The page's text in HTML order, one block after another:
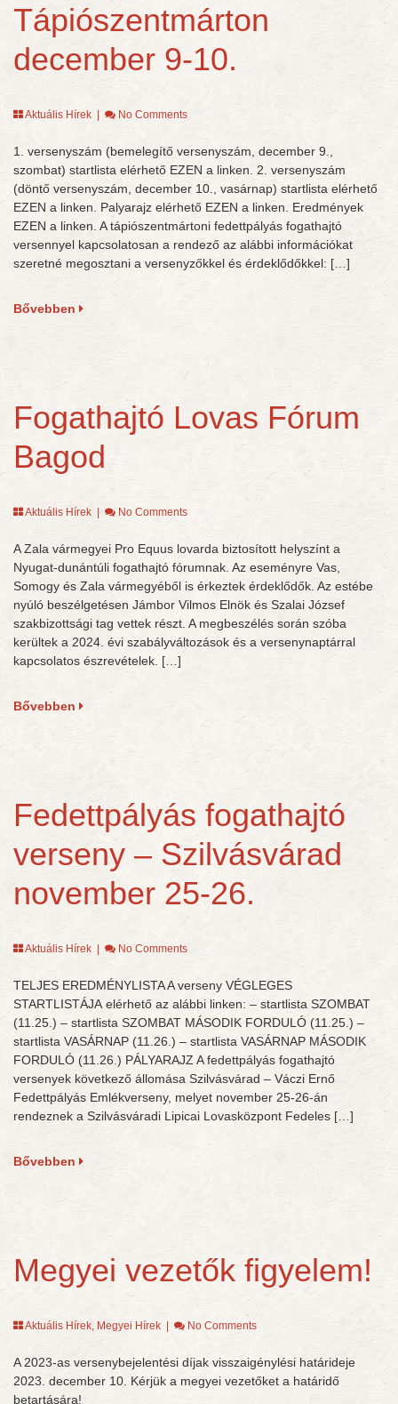
Tápiószentmárton
december 9-10.
Aktuális Hírek No Comments
1. versenyszám (bemelegítő versenyszám, december 9.,
szombat) startlista elérhető EZEN a linken. 2. versenyszám
(döntő versenyszám, december 10., vasárnap) startlista elérhető
EZEN a linken. Palyarajz elérhető EZEN a linken. Eredmények
EZEN a linken. A tápiószentmártoni fedettpályás fogathajtó
versennyel kapcsolatosan a rendező az alábbi információkat
szeretné megosztani a versenyzőkkel és érdeklődőkkel: […]
Bővebben
Fogathajtó Lovas Fórum
Bagod
Aktuális Hírek No Comments
A Zala vármegyei Pro Equus lovarda biztosított helyszínt a
Nyugat-dunántúli fogathajtó fórumnak. Az eseményre Vas,
Somogy és Zala vármegyéből is érkeztek érdeklődők. Az estébe
nyúló beszélgetésen Jámbor Vilmos Elnök és Szalai József
szakbizottsági tag vettek részt. A megbeszélés során szóba
kerültek a 2024. évi szabályváltozások és a versenynaptárral
kapcsolatos észrevételek. […]
Bővebben
Fedettpályás fogathajtó
verseny – Szilvásvárad
november 25-26.
Aktuális Hírek No Comments
TELJES EREDMÉNYLISTA A verseny VÉGLEGES
STARTLISTÁJA elérhető az alábbi linken: – startlista SZOMBAT
(11.25.) – startlista SZOMBAT MÁSODIK FORDULÓ (11.25.) –
startlista VASÁRNAP (11.26.) – startlista VASÁRNAP MÁSODIK
FORDULÓ (11.26.) PÁLYARAJZ A fedettpályás fogathajtó
versenyek következő állomása Szilvásvárad – Váczi Ernő
Fedettpályás Emlékverseny, melyet november 25-26-án
rendeznek a Szilvásváradi Lipicai Lovasközpont Fedeles […]
Bővebben
Megyei vezetők figyelem!
Aktuális Hírek, Megyei Hírek No Comments
A 2023-as versenybejelentési díjak visszaigénylési határideje
2023. december 10. Kérjük a megyei vezetőket a határidő
betartására!